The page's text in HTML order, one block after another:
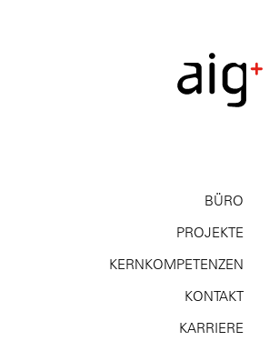
BÜRO
PROJEKTE
KERNKOMPE­TENZEN
KONTAKT
KARRIERE